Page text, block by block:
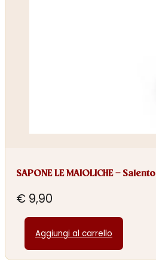
SAPONE LE MAIOLICHE – Salento
€ 9,90
Aggiungi al carrello